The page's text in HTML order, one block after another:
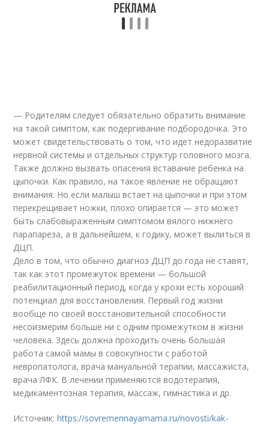
— Родителям следует обязательно обратить внимание
на такой симптом, как подергивание подбородочка. Это
может свидетельствовать о том, что идет недоразвитие
нервной системы и отдельных структур головного мозга.
Также должно вызвать опасения вставание ребенка на
цыпочки. Как правило, на такое явление не обращают
внимания. Но если малыш встает на цыпочки и при этом
перекрещивает ножки, плохо опирается — это может
быть слабовыраженным симптомом вялого нижнего
парапареза, а в дальнейшем, к годику, может вылиться в
ДЦП.
Дело в том, что обычно диагноз ДЦП до года не ставят,
так как этот промежуток времени — большой
реабилитационный период, когда у крохи есть хороший
потенциал для восстановления. Первый год жизни
вообще по своей восстановительной способности
несоизмерим больше ни с одним промежутком в жизни
человека. Здесь должна проходить очень большая
работа самой мамы в совокупности с работой
невропатолога, врача мануальной терапии, массажиста,
врача ЛФК. В лечении применяются водотерапия,
медикаментозная терапия, массаж, гимнастика и др.
Источник:https://sovremennayamama.ru/novosti/kak-